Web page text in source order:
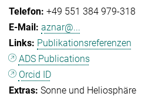
+49 551 384 979-318
aznar@...
Publikationsreferenzen
ADS Publications
Orcid ID
Sonne und Heliosphäre